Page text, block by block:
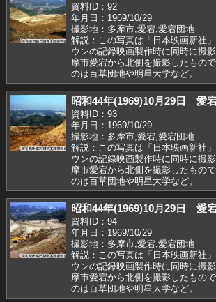
資料ID：92
年月日：1969/10/29
撮影地：多摩市,愛宕,愛宕団地
解説：この写真は「日本映画新社
ウンの記録映画製作時に同時に
摩市愛宕から北側を撮影したもの
のは百草団地や明星大学など。
昭和44年(1969)10月29日 愛
資料ID：93
年月日：1969/10/29
撮影地：多摩市,愛宕,愛宕団地
解説：この写真は「日本映画新社
ウンの記録映画製作時に同時に
摩市愛宕から北側を撮影したもの
のは百草団地や明星大学など。
昭和44年(1969)10月29日 愛
資料ID：94
年月日：1969/10/29
撮影地：多摩市,愛宕,愛宕団地
解説：この写真は「日本映画新社
ウンの記録映画製作時に同時に
摩市愛宕から北側を撮影したもの
のは百草団地や明星大学など。